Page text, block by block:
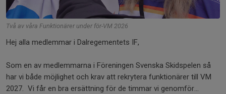
Två av våra Funktionärer under för-VM 2026
Hej alla medlemmar i Dalregementets IF,
Som en av medlemmarna i Föreningen Svenska Skidspelen så
har vi både möjlighet och krav att rekrytera funktionärer till VM
2027. Vi får en bra ersättning för de timmar vi genomför...